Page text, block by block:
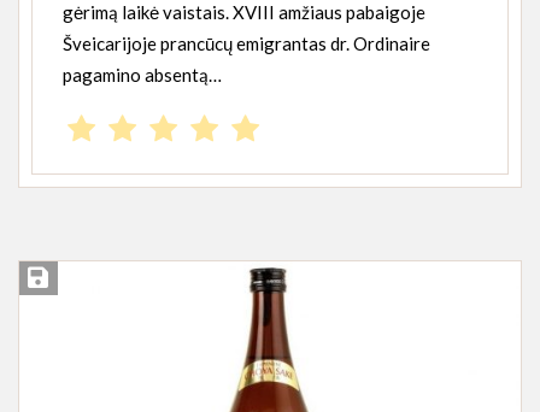
gėrimą laikė vaistais. XVIII amžiaus pabaigoje
Šveicarijoje prancūcų emigrantas dr. Ordinaire
pagamino absentą…
Įsiminti